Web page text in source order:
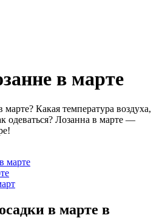
в марте
Какая температура воздуха,
одеваться? Лозанна в марте —
марте
в марте в